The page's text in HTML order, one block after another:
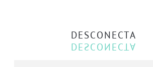
DESCONECTA